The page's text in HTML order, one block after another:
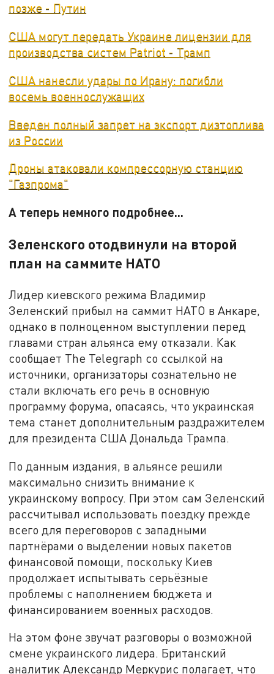
позже - Путин
США могут передать Украине лицензии для
производства систем Patriot - Трамп
США нанесли удары по Ирану: погибли
восемь военнослужащих
Введен полный запрет на экспорт дизтоплива
из России
Дроны атаковали компрессорную станцию
"Газпрома"
А теперь немного подробнее...
Зеленского отодвинули на второй
план на саммите НАТО
Лидер киевского режима Владимир
Зеленский прибыл на саммит НАТО в Анкаре,
однако в полноценном выступлении перед
главами стран альянса ему отказали. Как
сообщает The Telegraph со ссылкой на
источники, организаторы сознательно не
стали включать его речь в основную
программу форума, опасаясь, что украинская
тема станет дополнительным раздражителем
для президента США Дональда Трампа.
По данным издания, в альянсе решили
максимально снизить внимание к
украинскому вопросу. При этом сам Зеленский
рассчитывал использовать поездку прежде
всего для переговоров с западными
партнёрами о выделении новых пакетов
финансовой помощи, поскольку Киев
продолжает испытывать серьёзные
проблемы с наполнением бюджета и
финансированием военных расходов.
На этом фоне звучат разговоры о возможной
смене украинского лидера. Британский
аналитик Александр Меркурис полагает, что